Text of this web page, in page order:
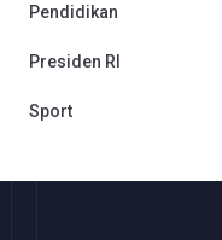
Pendidikan
Presiden RI
Sport